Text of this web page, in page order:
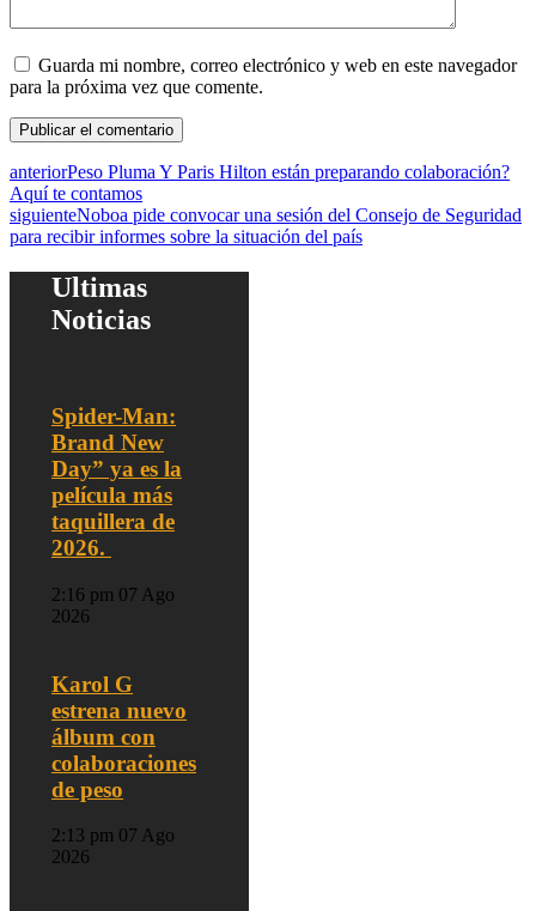
Guarda mi nombre, correo electrónico y web en este navegador
para la próxima vez que comente.
anteriorPeso Pluma Y Paris Hilton están preparando colaboración?
Aquí te contamos
siguienteNoboa pide convocar una sesión del Consejo de Seguridad
para recibir informes sobre la situación del país
Ultimas
Noticias
Spider-Man:
Brand New
Day” ya es la
película más
taquillera de
2026.
2:16 pm 07 Ago
2026
Karol G
estrena nuevo
álbum con
colaboraciones
de peso
2:13 pm 07 Ago
2026